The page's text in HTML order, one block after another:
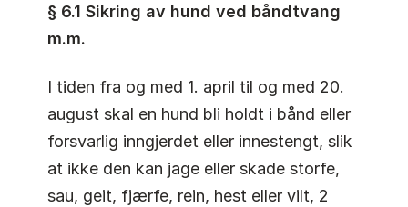
§ 6.1 Sikring av hund ved båndtvang
m.m.
I tiden fra og med 1. april til og med 20.
august skal en hund bli holdt i bånd eller
forsvarlig inngjerdet eller innestengt, slik
at ikke den kan jage eller skade storfe,
sau, geit, fjærfe, rein, hest eller vilt, 2